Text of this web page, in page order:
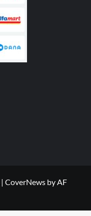
| CoverNews by AF